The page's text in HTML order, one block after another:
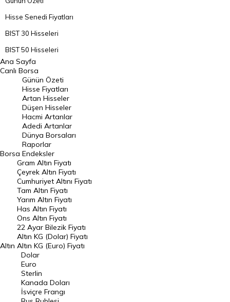
Hisse Senedi Fiyatları
BIST 30 Hisseleri
BIST 50 Hisseleri
BIST 100 Hisseleri
En Çok Artan Hisseler
En Çok Düşen Hisseler
Hacmi Artanlar
Geçmiş Kapanışlar
Dünya Borsaları
Raporlar
Endeksler
DÖVİZ
Döviz Kuru
Dolar Kuru
Euro Kuru
Pound Kuru
Frank Kuru
Ana Sayfa
Canlı Borsa
Borsa
Günün Özeti
Hisse Fiyatları
Artan Hisseler
Düşen Hisseler
Hacmi Artanlar
Adedi Artanlar
Dünya Borsaları
Raporlar
Endeksler
Altın
Gram Altın Fiyatı
Çeyrek Altın Fiyatı
Cumhuriyet Altını Fiyatı
Tam Altın Fiyatı
Yarım Altın Fiyatı
Has Altın Fiyatı
Ons Altın Fiyatı
22 Ayar Bilezik Fiyatı
Altın KG (Dolar) Fiyatı
Altın KG (Euro) Fiyatı
Dolar
Euro
Sterlin
Kanada Doları
İsviçre Frangı